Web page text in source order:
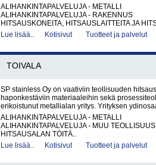
ALIHANKINTAPALVELUJA - METALLI
ALIHANKINTAPALVELUJA - RAKENNUS
HITSAUSKONEITA, HITSAUSLAITTEITA JA
Lue lisää..
Kotisivut Tuotteet ja palvelut
TOIVALA
SP stainless Oy on vaativiin teollisuuden
haponkestäviin materiaaleihin sekä
erikoistunut metallialan yritys. Yrityksen
ALIHANKINTAPALVELUJA - METALLI
ALIHANKINTAPALVELUJA - MUU TEOLLISUUS
HITSAUSALAN TÖITÄ..
Lue lisää..
Kotisivut Tuotteet ja palvelut